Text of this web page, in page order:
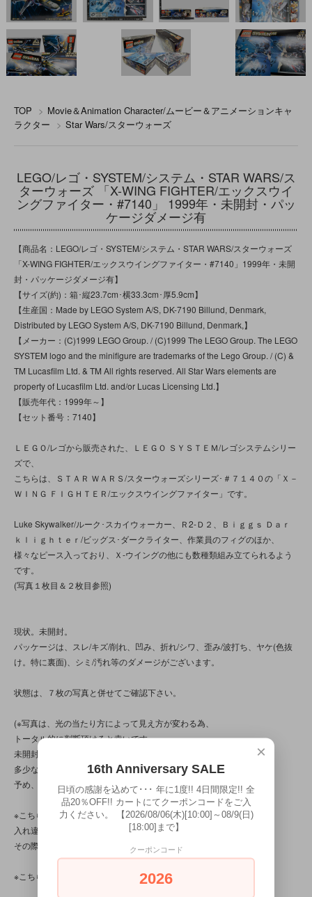
TOP > Movie＆Animation Character/ムービー＆アニメーションキャ
ラクター > Star Wars/スターウォーズ
LEGO/レゴ・SYSTEM/システム・STAR WARS/ス
ターウォーズ 「X-WING FIGHTER/エックスウイ
ングファイター・#7140」 1999年・未開封・パッ
ケージダメージ有
【商品名：LEGO/レゴ・SYSTEM/システム・STAR WARS/スターウォーズ
「X-WING FIGHTER/エックスウイングファイター・#7140」1999年・未開
封・パッケージダメージ有】
【サイズ(約)：箱･縦23.7cm･横33.3cm･厚5.9cm】
【生産国：Made by LEGO System A/S, DK-7190 Billund, Denmark,
Distributed by LEGO System A/S, DK-7190 Billund, Denmark,】
【メーカー：(C)1999 LEGO Group. / (C)1999 The LEGO Group. The LEGO
SYSTEM logo and the minifigure are trademarks of the Lego Group. / (C) &
TM Lucasfilm Ltd. & TM All rights reserved. All Star Wars elements are
property of Lucasfilm Ltd. and/or Lucas Licensing Ltd.】
【販売年代：1999年～】
【セット番号：7140】
ＬＥＧＯ/レゴから販売された、ＬＥＧＯ ＳＹＳＴＥＭ/レゴシステムシリー
ズで、
こちらは、ＳＴＡＲ ＷＡＲＳ/スターウォーズシリーズ･＃７１４０の「Ｘ－
ＷＩＮＧ ＦＩＧＨＴＥＲ/エックスウイングファイター」です。
Luke Skywalker/ルーク･スカイウォーカー、Ｒ2‐Ｄ２、Ｂｉｇｇｓ Ｄａｒ
ｋｌｉｇｈｔｅｒ/ビッグス･ダークライター、作業員のフィグのほか、
様々なピース入っており、Ｘ-ウイングの他にも数種類組み立てられるよう
です。
(写真１枚目＆２枚目参照)
現状。未開封。
パッケージは、スレ/キズ/削れ、凹み、折れ/シワ、歪み/波打ち、ヤケ(色抜
け。特に裏面)、シミ/汚れ等のダメージがございます。
状態は、７枚の写真と併せてご確認下さい。
(※写真は、光の当たり方によって見え方が変わる為、
トータル的に判断頂けると幸いです。
未開封の為、中身の状態は分かりかねますが、
多少なりとも問題等が見られる可能性もございます。
予め、ご了承下さいませ。)
※こちらの商品は店頭でも販売しています。
入れ違いで完売してしまう場合がございます。
その際はご容赦下さいませ。
※こちらの商品は、中古・ヴィンテージ品です。
×
16th Anniversary SALE
日頃の感謝を込めて･･･ 年に1度!! 4日間限定!! 全
品20％OFF!! カートにてクーポンコードをご入
力ください。 【2026/08/06(木)[10:00]～08/9(日)
[18:00]まで】
クーポンコード
2026